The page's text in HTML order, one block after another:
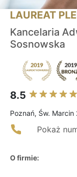
LAUREAT
Kancelaria
Sosnowska
8.5
Poznań, Św. Marcin
Pokaż
O firmie: